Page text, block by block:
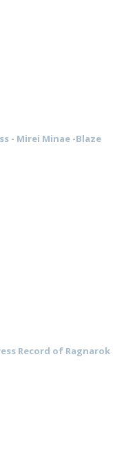
- Mirei Minae -Blaze
Record of Ragnarok